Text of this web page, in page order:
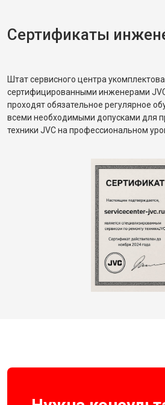
Сертификаты
Штат сервисного центра
сертифицированными инженерами
проходят обязательное регулярное
всеми необходимыми допусками для
техники JVC на профессиональном